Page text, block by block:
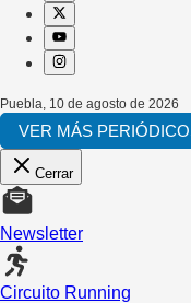
Puebla 10 de agosto de 2026
VER MÁS
Cerrar
Newsletter
Circuito Running